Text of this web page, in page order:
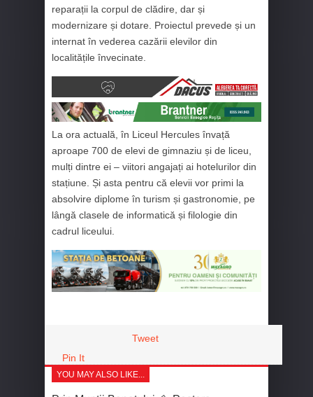
reparații la corpul de clădire, dar și
modernizare și dotare. Proiectul prevede și un
internat în vederea cazării elevilor din
localitățile învecinate.
La ora actuală, în Liceul Hercules învață
aproape 700 de elevi de gimnaziu și de liceu,
mulți dintre ei – viitori angajați ai hotelurilor din
stațiune. Și asta pentru că elevii vor primi la
absolvire diplome în turism și gastronomie, pe
lângă clasele de informatică și filologie din
cadrul liceului.
Tweet
Pin It
YOU MAY ALSO LIKE...